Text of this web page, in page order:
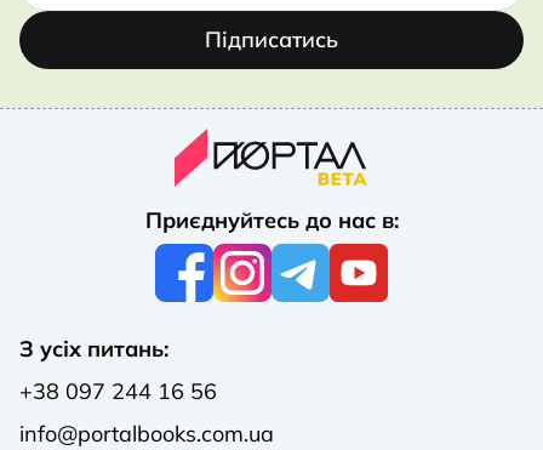
Підписатись
Приєднуйтесь до нас в:
З усіх питань:
+38 097 244 16 56
info@portalbooks.com.ua